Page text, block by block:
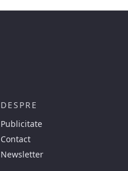
DESPRE
Publicitate
Contact
Newsletter